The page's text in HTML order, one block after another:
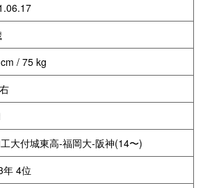
/ 75 kg
大付城東高-福岡大-阪神(14〜)
年 4位